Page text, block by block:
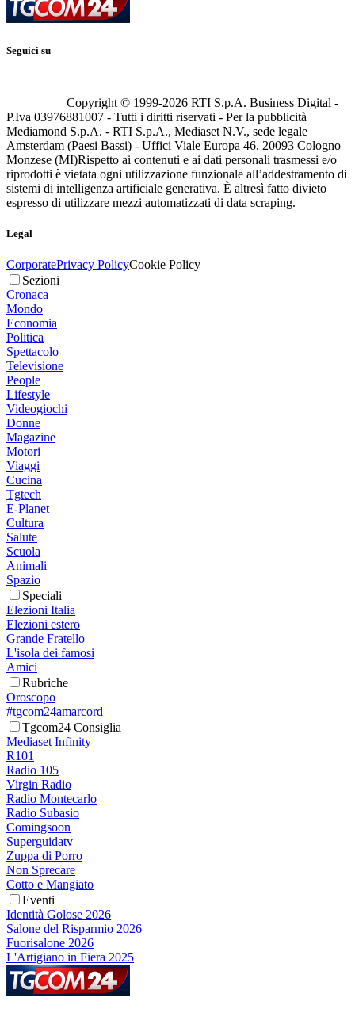
Seguici su
Copyright © 1999-2026 RTI S.p.A. Business Digital -
P.Iva 03976881007 - Tutti i diritti riservati - Per la pubblicità
Mediamond S.p.A. - RTI S.p.A., Mediaset N.V., sede legale
Amsterdam (Paesi Bassi) - Uffici Viale Europa 46, 20093 Cologno
Monzese (MI)Rispetto ai contenuti e ai dati personali trasmessi e/o
riprodotti è vietata ogni utilizzazione funzionale all’addestramento di
sistemi di intelligenza artificiale generativa. È altresì fatto divieto
espresso di utilizzare mezzi automatizzati di data scraping.
Legal
CorporatePrivacy PolicyCookie Policy
Sezioni
Cronaca
Mondo
Economia
Politica
Spettacolo
Televisione
People
Lifestyle
Videogiochi
Donne
Magazine
Motori
Viaggi
Cucina
Tgtech
E-Planet
Cultura
Salute
Scuola
Animali
Spazio
Speciali
Elezioni Italia
Elezioni estero
Grande Fratello
L'isola dei famosi
Amici
Rubriche
Oroscopo
#tgcom24amarcord
Tgcom24 Consiglia
Mediaset Infinity
R101
Radio 105
Virgin Radio
Radio Montecarlo
Radio Subasio
Comingsoon
Superguidatv
Zuppa di Porro
Non Sprecare
Cotto e Mangiato
Eventi
Identità Golose 2026
Salone del Risparmio 2026
Fuorisalone 2026
L'Artigiano in Fiera 2025